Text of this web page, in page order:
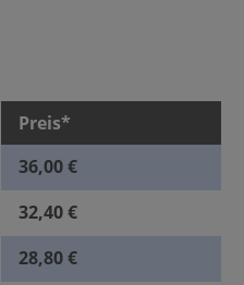
Preis*
36,00 €
32,40 €
28,80 €